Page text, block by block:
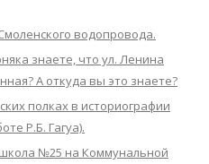
водопровода.
знаете, что ул. Ленина
А откуда вы это знаете?
полках в историографии
Р.Б. Гагуа).
№25 на Коммунальной